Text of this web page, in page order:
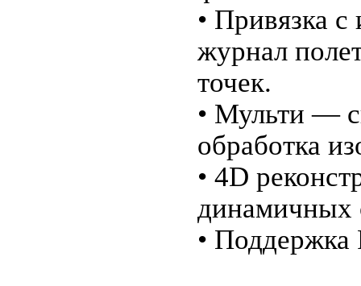
• Привязка
журнал
точек.
• Мульти —
обработка
• 4D
динамичных
• Поддержка